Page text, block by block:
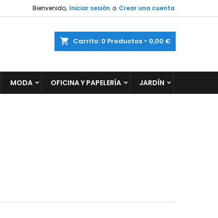
Bienvenido, Iniciar sesión o Crear una cuenta
Carrito 0 Productos - 0,00 €
MODA OFICINA Y PAPELERÍA JARDÍN